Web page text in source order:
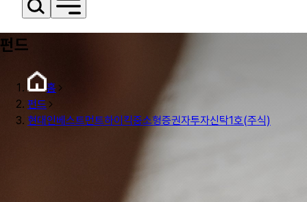
펀드
홈
펀드
현대인베스트먼트하이킥중소형증권자투자신탁1호(주식)